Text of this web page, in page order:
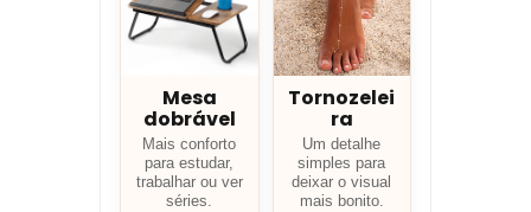
Mesa
dobrável
Mais conforto
para estudar,
trabalhar ou ver
séries.
Tornozelei
ra
Um detalhe
simples para
deixar o visual
mais bonito.